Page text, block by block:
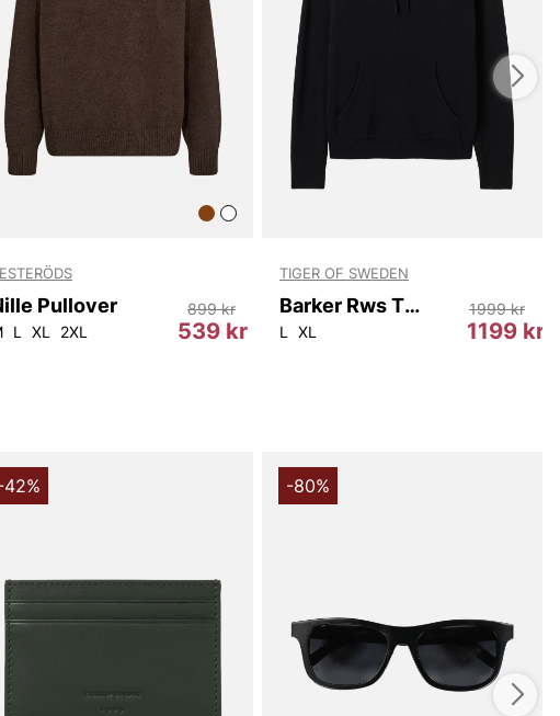
fokuserar på rena detaljer och en modern men tidlös
Den stickade strukturen och de räta linjerna tillsammans med
muddarna skapar ett modernt uttryck som kan
upp eller ned beroende på tillfälle. Denna tröja är ett bra val
som söker en mångsidig, kvalitetsfylld stickad tröja som
sin form och känsla över säsonger.
Rms T00872 är perfekt för en stilren garderob som behöver
bekvämt och lättvikt alternativ för säsongens lager-på-
Den är ett naturligt val för den som vill ha en tröja som känns
detaljer och en passform som passar de flesta kroppstyper.
denna tröja om du söker en klassisk, mjuk och pålitlig stickad
för herrar som vill ha komfort och stil i ett och samma plagg.
Pullover
L XL 2XL 539 kr
899 kr
TIGER OF SWEDEN
Barker Rws T00007 050
L XL 1199 kr
1999 kr
42% -80%